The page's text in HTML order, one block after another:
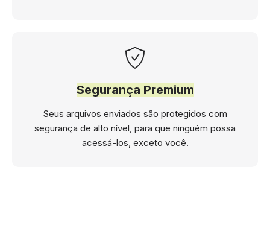
Segurança Premium
Seus arquivos enviados são protegidos com
segurança de alto nível, para que ninguém possa
acessá-los, exceto você.